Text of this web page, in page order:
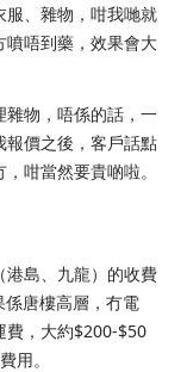
服、雜物，咁我哋就
噴唔到藥，效果會大
雜物，唔係的話，一
報價之後，客戶話點
咁當然要貴啲啦。
港島、九龍）的收費
唐樓高層，冇電
費，大約$200-$50
用。